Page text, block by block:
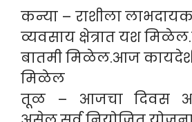
कन्या – राशीला
व्यवसाय क्षेत्रात यश
बातमी मिळेल.आज
मिळेल
तूळ – आजचा दिवस